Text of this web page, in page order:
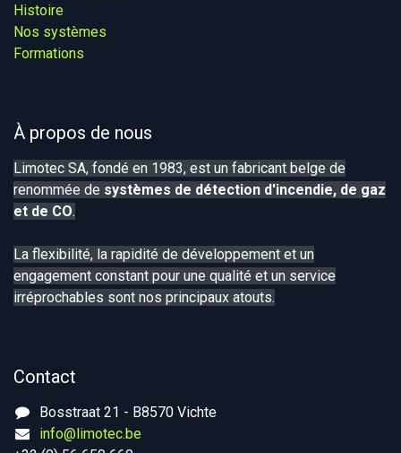
Histoire
Nos systèmes​
Formations
À propos de nous
Limotec SA, fondé en 1983, est un fabricant belge de
renommée de systèmes de détection d'incendie, de gaz
et de CO.
La flexibilité, la rapidité de développement et un
engagement constant pour une qualité et un service
irréprochables sont nos principaux atouts.
Contact
Bosstraat 21 - B8570 Vichte
info@limotec.be